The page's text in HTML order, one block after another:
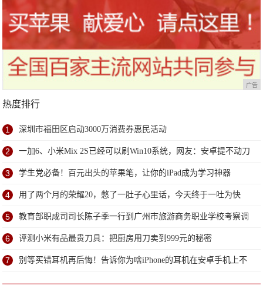
广告
热度排行
1 深圳市福田区启动3000万消费券惠民活动
2 一加6、小米Mix 2S已经可以刷Win10系统，网友：安卓提不动刀
了？
3 学生党必备！百元出头的苹果笔，让你的iPad成为学习神器
4 用了两个月的荣耀20，憋了一肚子心里话，今天终于一吐为快
5 教育部职成司司长陈子季一行到广州市旅游商务职业学校考察调
研
6 评测小米有品最贵刀具：把厨房用刀卖到999元的秘密
7 别等买错耳机再后悔！告诉你为啥iPhone的耳机在安卓手机上不
能用